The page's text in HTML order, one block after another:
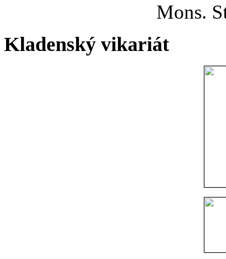
Mons.
Kladenský vikariát